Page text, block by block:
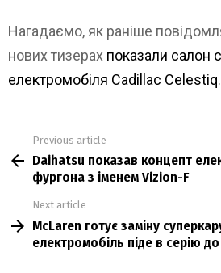
Нагадаємо, як раніше
нових тизерах показали салон
електромобіля Cadillac Celestiq.
more
Previous article
Daihatsu показав концепт
фургона з іменем Vizion-F
Next article
McLaren готує заміну
електромобіль піде в серію